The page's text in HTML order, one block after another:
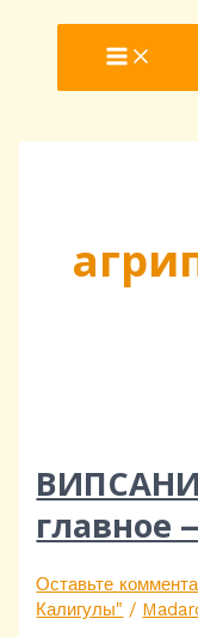
содержимому
MENU
главное
Оставьте
Калигулы" /
АГРИППИНА